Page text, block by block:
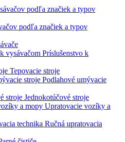
podľa značiek a typov
Príslušenstvo k
Tepovacie stroje
Podlahové umývacie
Jednokotúčové stroje
Upratovacie vozíky a
Ručná upratovacia